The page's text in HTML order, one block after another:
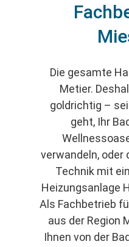
Die gesamte
Metier.
goldrichtig –
geht, Ihr
verwandeln, oder
Technik mit
Heizungsanlage
Als Fachbetrieb
aus der Region
Ihnen von der